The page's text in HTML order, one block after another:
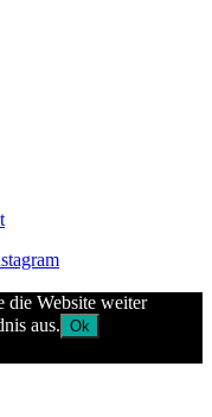
die Website weiter
aus. Ok